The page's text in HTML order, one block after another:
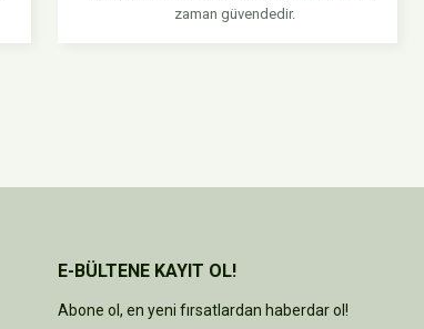
zaman güvendedir.
E-BÜLTENE KAYIT OL!
Abone ol, en yeni fırsatlardan haberdar ol!